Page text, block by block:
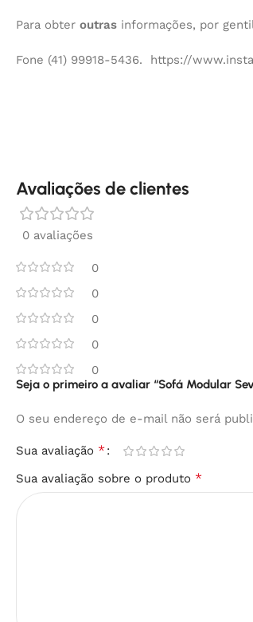
Para obter outras informações, por
Fone (41) 99918-5436. https://
Avaliações de clientes
0 avaliações
0
0
0
0
0
Seja o primeiro a avaliar “Sofá Modular
O seu endereço de e-mail não será
Sua avaliação *
Sua avaliação sobre o produto *